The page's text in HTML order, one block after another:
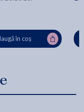
în coș